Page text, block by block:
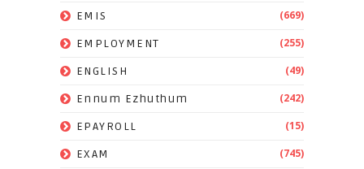
EMIS (669)
EMPLOYMENT (255)
ENGLISH (49)
Ennum Ezhuthum (242)
EPAYROLL (15)
EXAM (745)